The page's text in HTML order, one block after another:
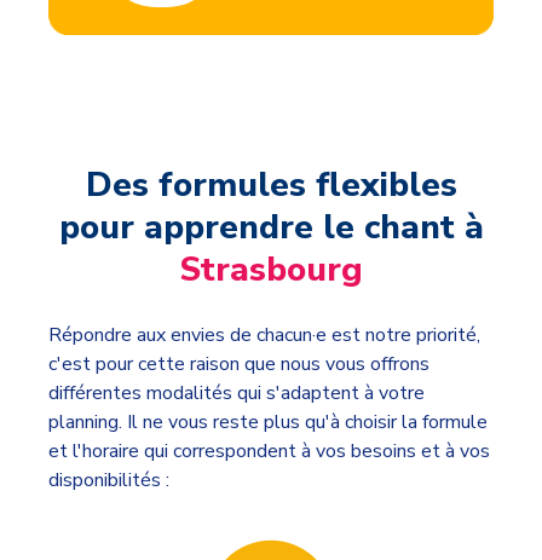
Des formules flexibles
pour apprendre le chant à
Strasbourg
Répondre aux envies de chacun·e est notre priorité,
c'est pour cette raison que nous vous offrons
différentes modalités qui s'adaptent à votre
planning. Il ne vous reste plus qu'à choisir la formule
et l'horaire qui correspondent à vos besoins et à vos
disponibilités :